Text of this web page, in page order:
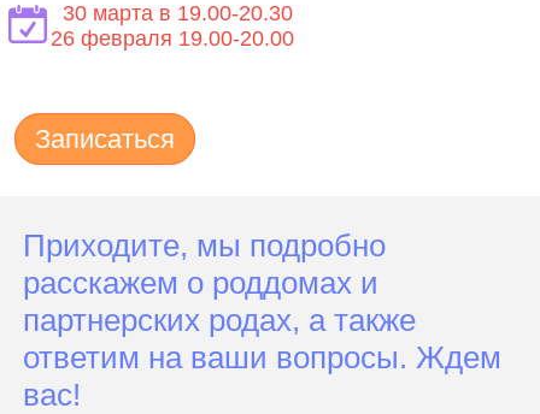
30 марта в 19.00-20.30
26 февраля 19.00-20.00
Записаться
Приходите, мы подробно
расскажем о роддомах и
партнерских родах, а также
ответим на ваши вопросы. Ждем
вас!